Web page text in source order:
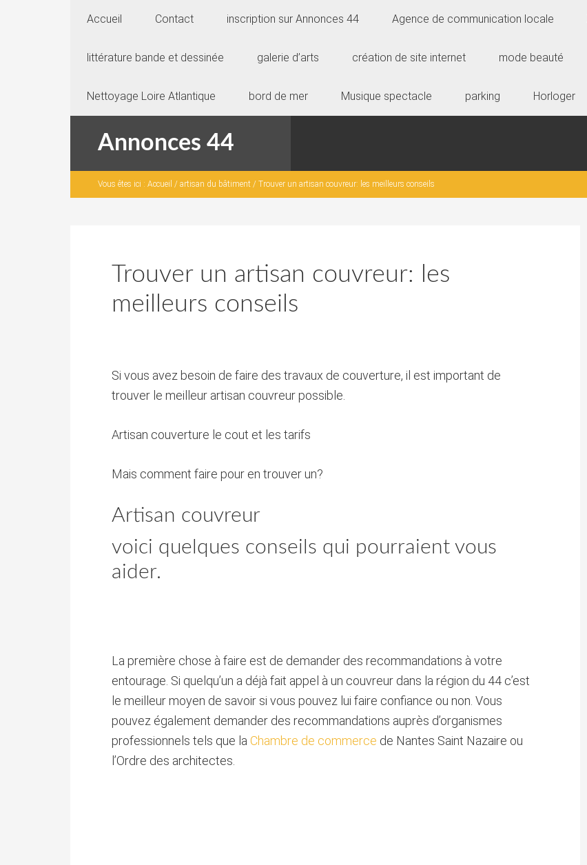
Accueil Contact inscription sur Annonces 44 Agence de communication locale
littérature bande et dessinée galerie d’arts création de site internet mode beauté
Nettoyage Loire Atlantique bord de mer Musique spectacle parking Horloger
Annonces 44
Vous êtes ici : Accueil / artisan du bâtiment / Trouver un artisan couvreur: les meilleurs conseils
Trouver un artisan couvreur: les
meilleurs conseils
Si vous avez besoin de faire des travaux de couverture, il est important de
trouver le meilleur artisan couvreur possible.
Artisan couverture le cout et les tarifs
Mais comment faire pour en trouver un?
Artisan couvreur
voici quelques conseils qui pourraient vous
aider.
La première chose à faire est de demander des recommandations à votre
entourage. Si quelqu’un a déjà fait appel à un couvreur dans la région du 44 c’est
le meilleur moyen de savoir si vous pouvez lui faire confiance ou non. Vous
pouvez également demander des recommandations auprès d’organismes
professionnels tels que la Chambre de commerce de Nantes Saint Nazaire ou
l’Ordre des architectes.